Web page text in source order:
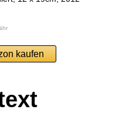
kaufen